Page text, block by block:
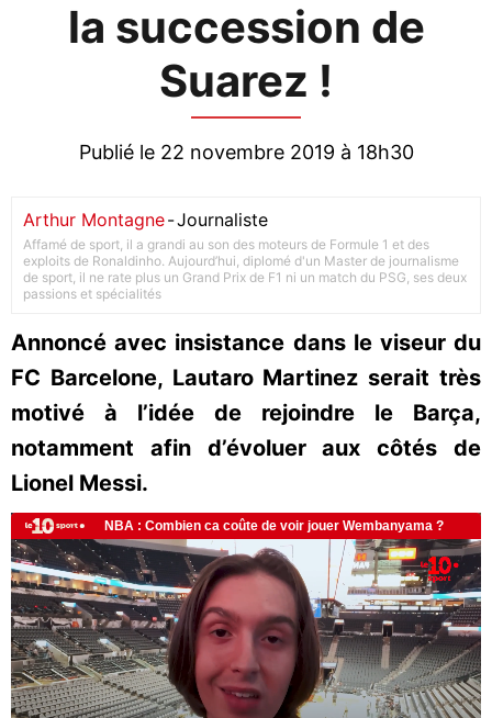
la succession de
Suarez !
Publié le 22 novembre 2019 à 18h30
Arthur Montagne-Journaliste
Affamé de sport, il a grandi au son des moteurs de Formule 1 et des
exploits de Ronaldinho. Aujourd’hui, diplomé d'un Master de journalisme
de sport, il ne rate plus un Grand Prix de F1 ni un match du PSG, ses deux
passions et spécialités
Annoncé avec insistance dans le viseur du
FC Barcelone, Lautaro Martinez serait très
motivé à l’idée de rejoindre le Barça,
notamment afin d’évoluer aux côtés de
Lionel Messi.